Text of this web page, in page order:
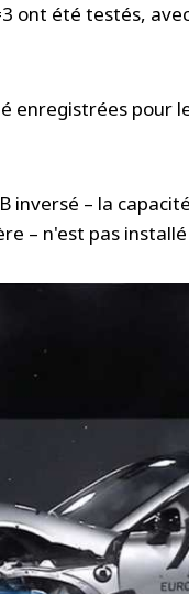
ont été testés,
enregistrées pour
inversé – la
– n'est pas